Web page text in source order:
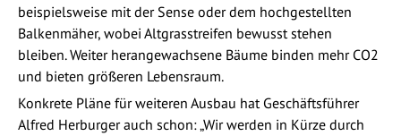
beispielsweise mit der Sense oder dem hochgestellten
Balkenmäher, wobei Altgrasstreifen bewusst stehen
bleiben. Weiter herangewachsene Bäume binden mehr CO2
und bieten größeren Lebensraum.
Konkrete Pläne für weiteren Ausbau hat Geschäftsführer
Alfred Herburger auch schon: „Wir werden in Kürze durch